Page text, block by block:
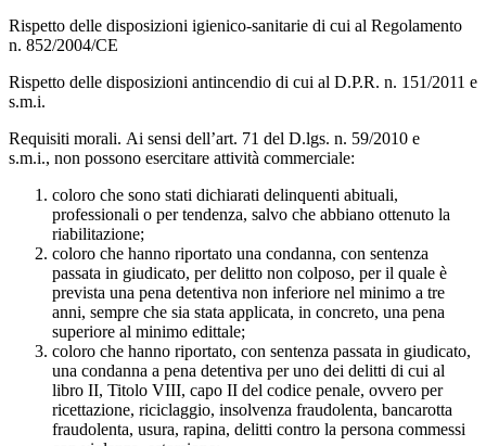
Rispetto delle disposizioni igienico-sanitarie di cui al Regolamento
n. 852/2004/CE
Rispetto delle disposizioni antincendio di cui al D.P.R. n. 151/2011 e
s.m.i.
Requisiti morali. Ai sensi dell’art. 71 del D.lgs. n. 59/2010 e
s.m.i., non possono esercitare attività commerciale:
coloro che sono stati dichiarati delinquenti abituali,
professionali o per tendenza, salvo che abbiano ottenuto la
riabilitazione;
coloro che hanno riportato una condanna, con sentenza
passata in giudicato, per delitto non colposo, per il quale è
prevista una pena detentiva non inferiore nel minimo a tre
anni, sempre che sia stata applicata, in concreto, una pena
superiore al minimo edittale;
coloro che hanno riportato, con sentenza passata in giudicato,
una condanna a pena detentiva per uno dei delitti di cui al
libro II, Titolo VIII, capo II del codice penale, ovvero per
ricettazione, riciclaggio, insolvenza fraudolenta, bancarotta
fraudolenta, usura, rapina, delitti contro la persona commessi